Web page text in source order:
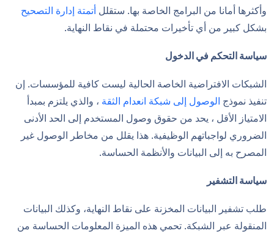
وأكثرها أمانا من البرامج الخاصة بها. ستقلل أتمتة إدارة التصحيح
بشكل كبير من أي تأخيرات محتملة في نقاط النهاية.
سياسة التحكم في الدخول
الشبكات الافتراضية الخاصة الحالية ليست كافية للمؤسسات. إن
تنفيذ نموذج الوصول إلى شبكة انعدام الثقة ، والذي يلتزم بمبدأ
الامتياز الأقل ، يحد من حقوق وصول المستخدم إلى الحد الأدنى
الضروري لواجباتهم الوظيفية. هذا يقلل من مخاطر الوصول غير
المصرح به إلى البيانات والأنظمة الحساسة.
سياسة التشفير
طلب تشفير البيانات المخزنة على نقاط النهاية، وكذلك البيانات
المنقولة عبر الشبكة. تحمي هذه الميزة المعلومات الحساسة من